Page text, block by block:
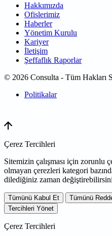
Hakkımızda
Ofislerimiz
Haberler
Yönetim Kurulu
Kariyer
İletişim
Şeffaflık Raporlar
© 2026 Consulta - Tüm Hakları
Politikalar
Çerez Tercihleri
Sitemizin çalışması için zorunlu
olmayan çerezleri kategori
dilediğiniz zaman
Tümünü Kabul Et Tümünü
Tercihleri Yönet
Çerez Tercihleri